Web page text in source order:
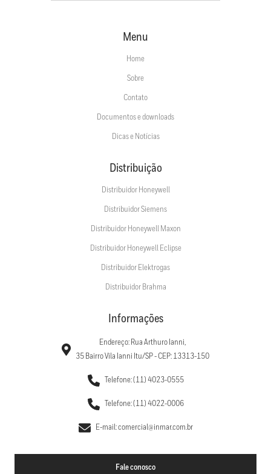
Menu
Home
Sobre
Contato
Documentos e downloads
Dicas e Notícias
Distribuição
Distribuidor Honeywell
Distribuidor Siemens
Distribuidor Honeywell Maxon
Distribuidor Honeywell Eclipse
Distribuidor Elektrogas
Distribuidor Brahma
Informações
Endereço: Rua Arthuro Ianni,
35 Bairro Vila Ianni Itu/SP - CEP: 13313-150
Telefone: (11) 4023-0555
Telefone: (11) 4022-0006
E-mail: comercial@inmar.com.br
Fale conosco